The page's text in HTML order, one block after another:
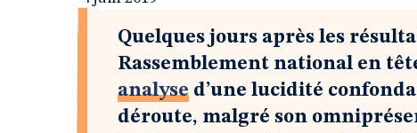
Quelques jours après les
Rassemblement national en
analyse d’une lucidité
déroute, malgré son